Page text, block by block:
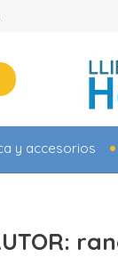
y accesorios